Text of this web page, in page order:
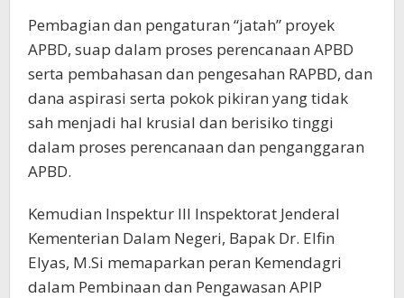
Pembagian dan pengaturan “jatah” proyek
APBD, suap dalam proses perencanaan APBD
serta pembahasan dan pengesahan RAPBD, dan
dana aspirasi serta pokok pikiran yang tidak
sah menjadi hal krusial dan berisiko tinggi
dalam proses perencanaan dan penganggaran
APBD.
Kemudian Inspektur III Inspektorat Jenderal
Kementerian Dalam Negeri, Bapak Dr. Elfin
Elyas, M.Si memaparkan peran Kemendagri
dalam Pembinaan dan Pengawasan APIP